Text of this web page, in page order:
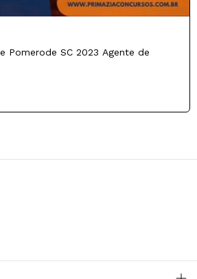
Pomerode SC 2023 Agente de